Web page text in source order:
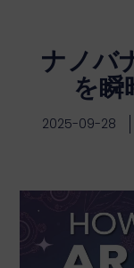
ナノバ
を瞬
2025-09-28